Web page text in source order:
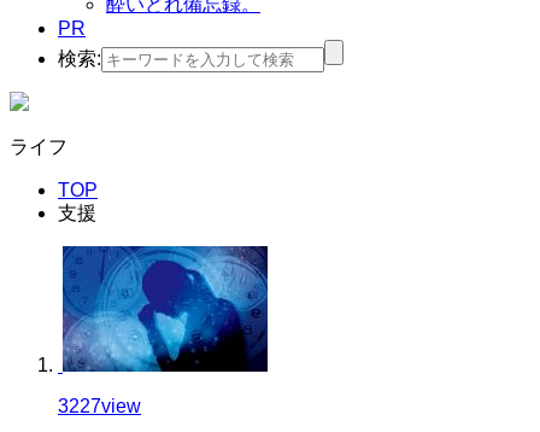
酔いどれ備忘録。
PR
検索:
ライフ
TOP
支援
3227view